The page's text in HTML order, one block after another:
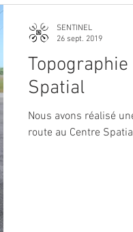
Spatial
Nous avons réalisé
route au Centre
SENTINEL
26 sept. 2019